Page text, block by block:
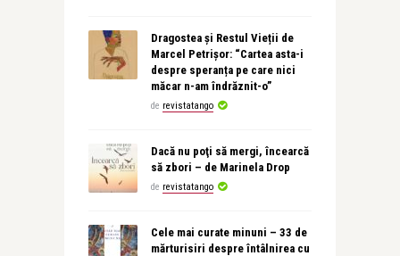
Dragostea și Restul Vieții de
Marcel Petrișor: “Cartea asta-i
despre speranța pe care nici
măcar n-am îndrăznit-o”
de revistatango
Dacă nu poţi să mergi, încearcă
să zbori – de Marinela Drop
de revistatango
Cele mai curate minuni – 33 de
mărturisiri despre întâlnirea cu